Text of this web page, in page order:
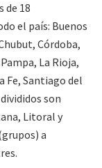
de 18
el país: Buenos
Córdoba,
La Rioja,
Fe, Santiago del
son
Litoral y
a